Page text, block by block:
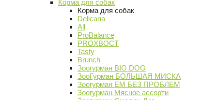
Корма для собак
Корма для собак
Delicana
All
ProBalance
PROХВОСТ
Tasty
Brunch
Зоогурман BIG DOG
ЗооГурман БОЛЬШАЯ МИСКА
Зоогурман ЕМ БЕЗ ПРОБЛЕМ
Зоогурман Мясное ассорти